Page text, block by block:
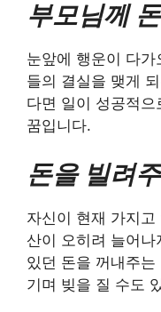
부모님께
눈앞에 행운이 다
들의 결실을 맺게
다면 일이 성공적
꿈입니다.
돈을 빌려
자신이 현재 가지
산이 오히려 늘어나
있던 돈을 꺼내주
기며 빚을 질 수도